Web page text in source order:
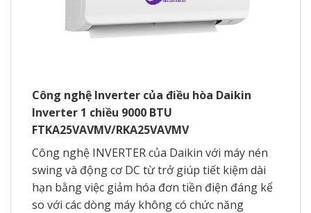
Công nghệ Inverter của điều hòa Daikin
Inverter 1 chiều 9000 BTU
FTKA25VAVMV/RKA25VAVMV
Công nghệ INVERTER của Daikin với máy nén
swing và động cơ DC từ trở giúp tiết kiệm dài
hạn bằng việc giảm hóa đơn tiền điện đáng kể
so với các dòng máy không có chức năng